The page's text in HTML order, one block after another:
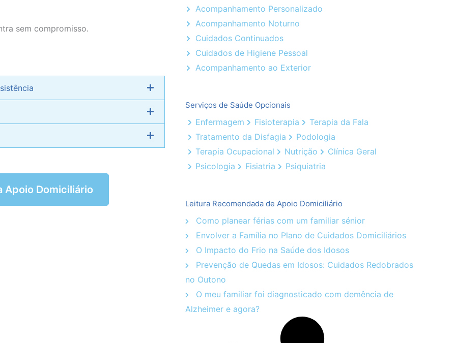
sem compromisso.
Apoio Domiciliário
Acompanhamento Personalizado
Acompanhamento Noturno
Cuidados Continuados
Cuidados de Higiene Pessoal
Acompanhamento ao Exterior
Serviços de Saúde Opcionais
Enfermagem Fisioterapia
Terapia da Fala
Tratamento da Disfagia
Podologia
Terapia Ocupacional
Nutrição
Clínica Geral
Psicologia
Fisiatria Psiquiatria
Leitura Recomendada de Apoio Domiciliário
Como planear férias com um familiar sénior
Envolver a Família no Plano de Cuidados Domiciliários
O Impacto do Frio na Saúde dos Idosos
Prevenção de Quedas em Idosos: Cuidados Redobrados
no Outono
O meu familiar foi diagnosticado com demência de
Alzheimer e agora?